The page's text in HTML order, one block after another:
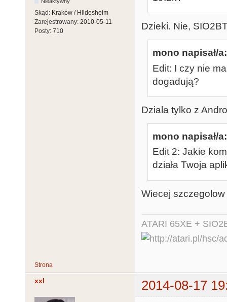
Skąd: Kraków / Hildesheim
Zarejestrowany: 2010-05-11
Posty: 710 Dzieki. Nie,
mono napisał/a:
Edit: I czy nie
dogadują?
Dziala tylko z
mono napisał/a:
Edit 2: Jakie
działa Twoja
Wiecej
ATARI 65XE +
Strona
xxl 2014-08-17